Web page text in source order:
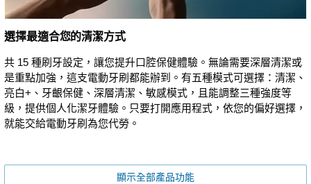
選擇最適合您的清潔方式
共 15 種刷牙設定，讓您提升口腔保健體驗。無論需要深層清潔或
是重點加強，這支電動牙刷都能辦到。有五種模式可選擇：清潔、
亮白+、牙齦保健、深層清潔、敏感模式，且能調整三種強度等
級，提供個人化潔牙體驗。只要打開應用程式，依您的偏好選擇，
就能交給電動牙刷為您代勞。
顯示全部產品功能